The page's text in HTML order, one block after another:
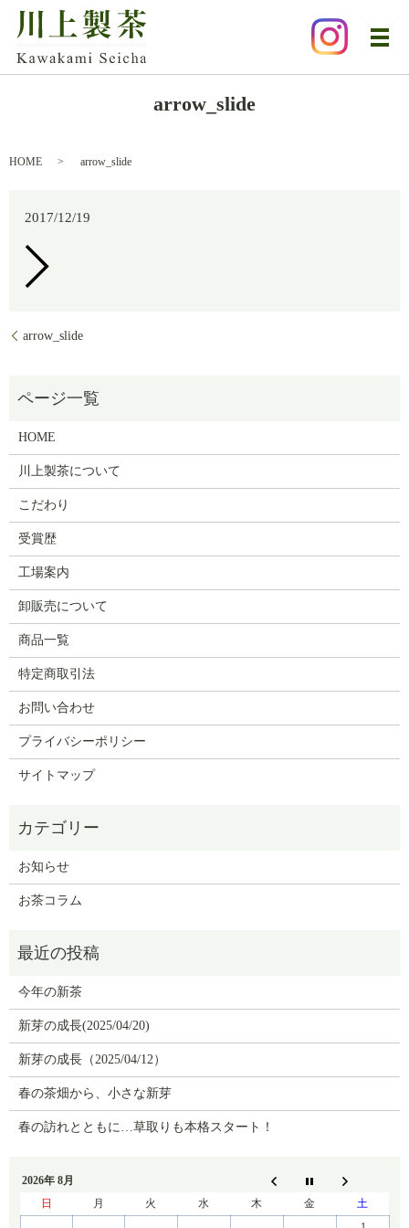
メ
arrow_slide
HOME arrow_slide
2017/12/19
arrow_slide
HOME
川上製茶について
こだわり
受賞歴
工場案内
卸販売について
商品一覧
特定商取引法
お問い合わせ
プライバシーポリシー
サイトマップ
お知らせ
お茶コラム
今年の新茶
新芽の成長(2025/04/20)
新芽の成長（2025/04/12）
春の茶畑から、小さな新芽
春の訪れとともに…草取りも本格スタート！
2026年 8月
日
月 火 水 木 金
土